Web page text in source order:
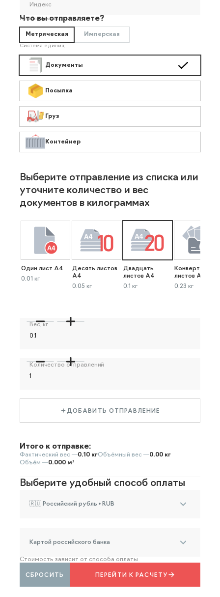
Индекс
Необязательно
Что вы отправляете?
Метрическая Имперская
Система единиц
Документы
Посылка
Груз
Контейнер
Выберите отправление из списка или
уточните количество и вес
документов в килограммах
Один лист А4
0.01 кг
Десять листов
А4
0.05 кг
Двадцать
листов А4
0.1 кг
Конверт до 40
листов А4
0.23 кг
Вес, кг
Количество отправлений
ДОБАВИТЬ ОТПРАВЛЕНИЕ
Итого к отправке:
Фактический вес —0.10 кгОбъёмный вес —0.00 кг
Объём —0.000 м³
Выберите удобный способ оплаты
🇷🇺 Российский рубль • RUB
Картой российского банка
Стоимость зависит от способа оплаты
ПЕРЕЙТИ К РАСЧЕТУ
СБРОСИТЬ